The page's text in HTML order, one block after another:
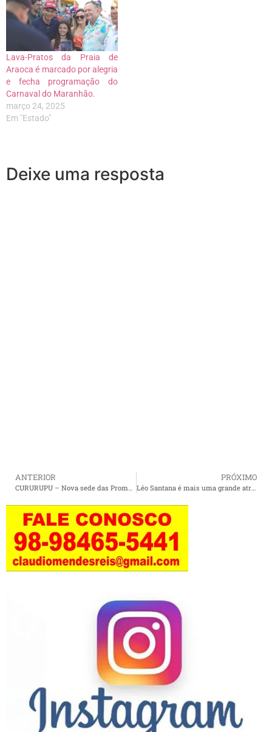
Lava-Pratos da Praia de
Araoca é marcado por alegria
e fecha programação do
Carnaval do Maranhão.
março 24, 2025
Em "Estado"
Deixe uma resposta
ANTERIOR PRÓXIMO
Léo Santana é mais uma grande atração do pré-Carnaval 2024 em São Luís.